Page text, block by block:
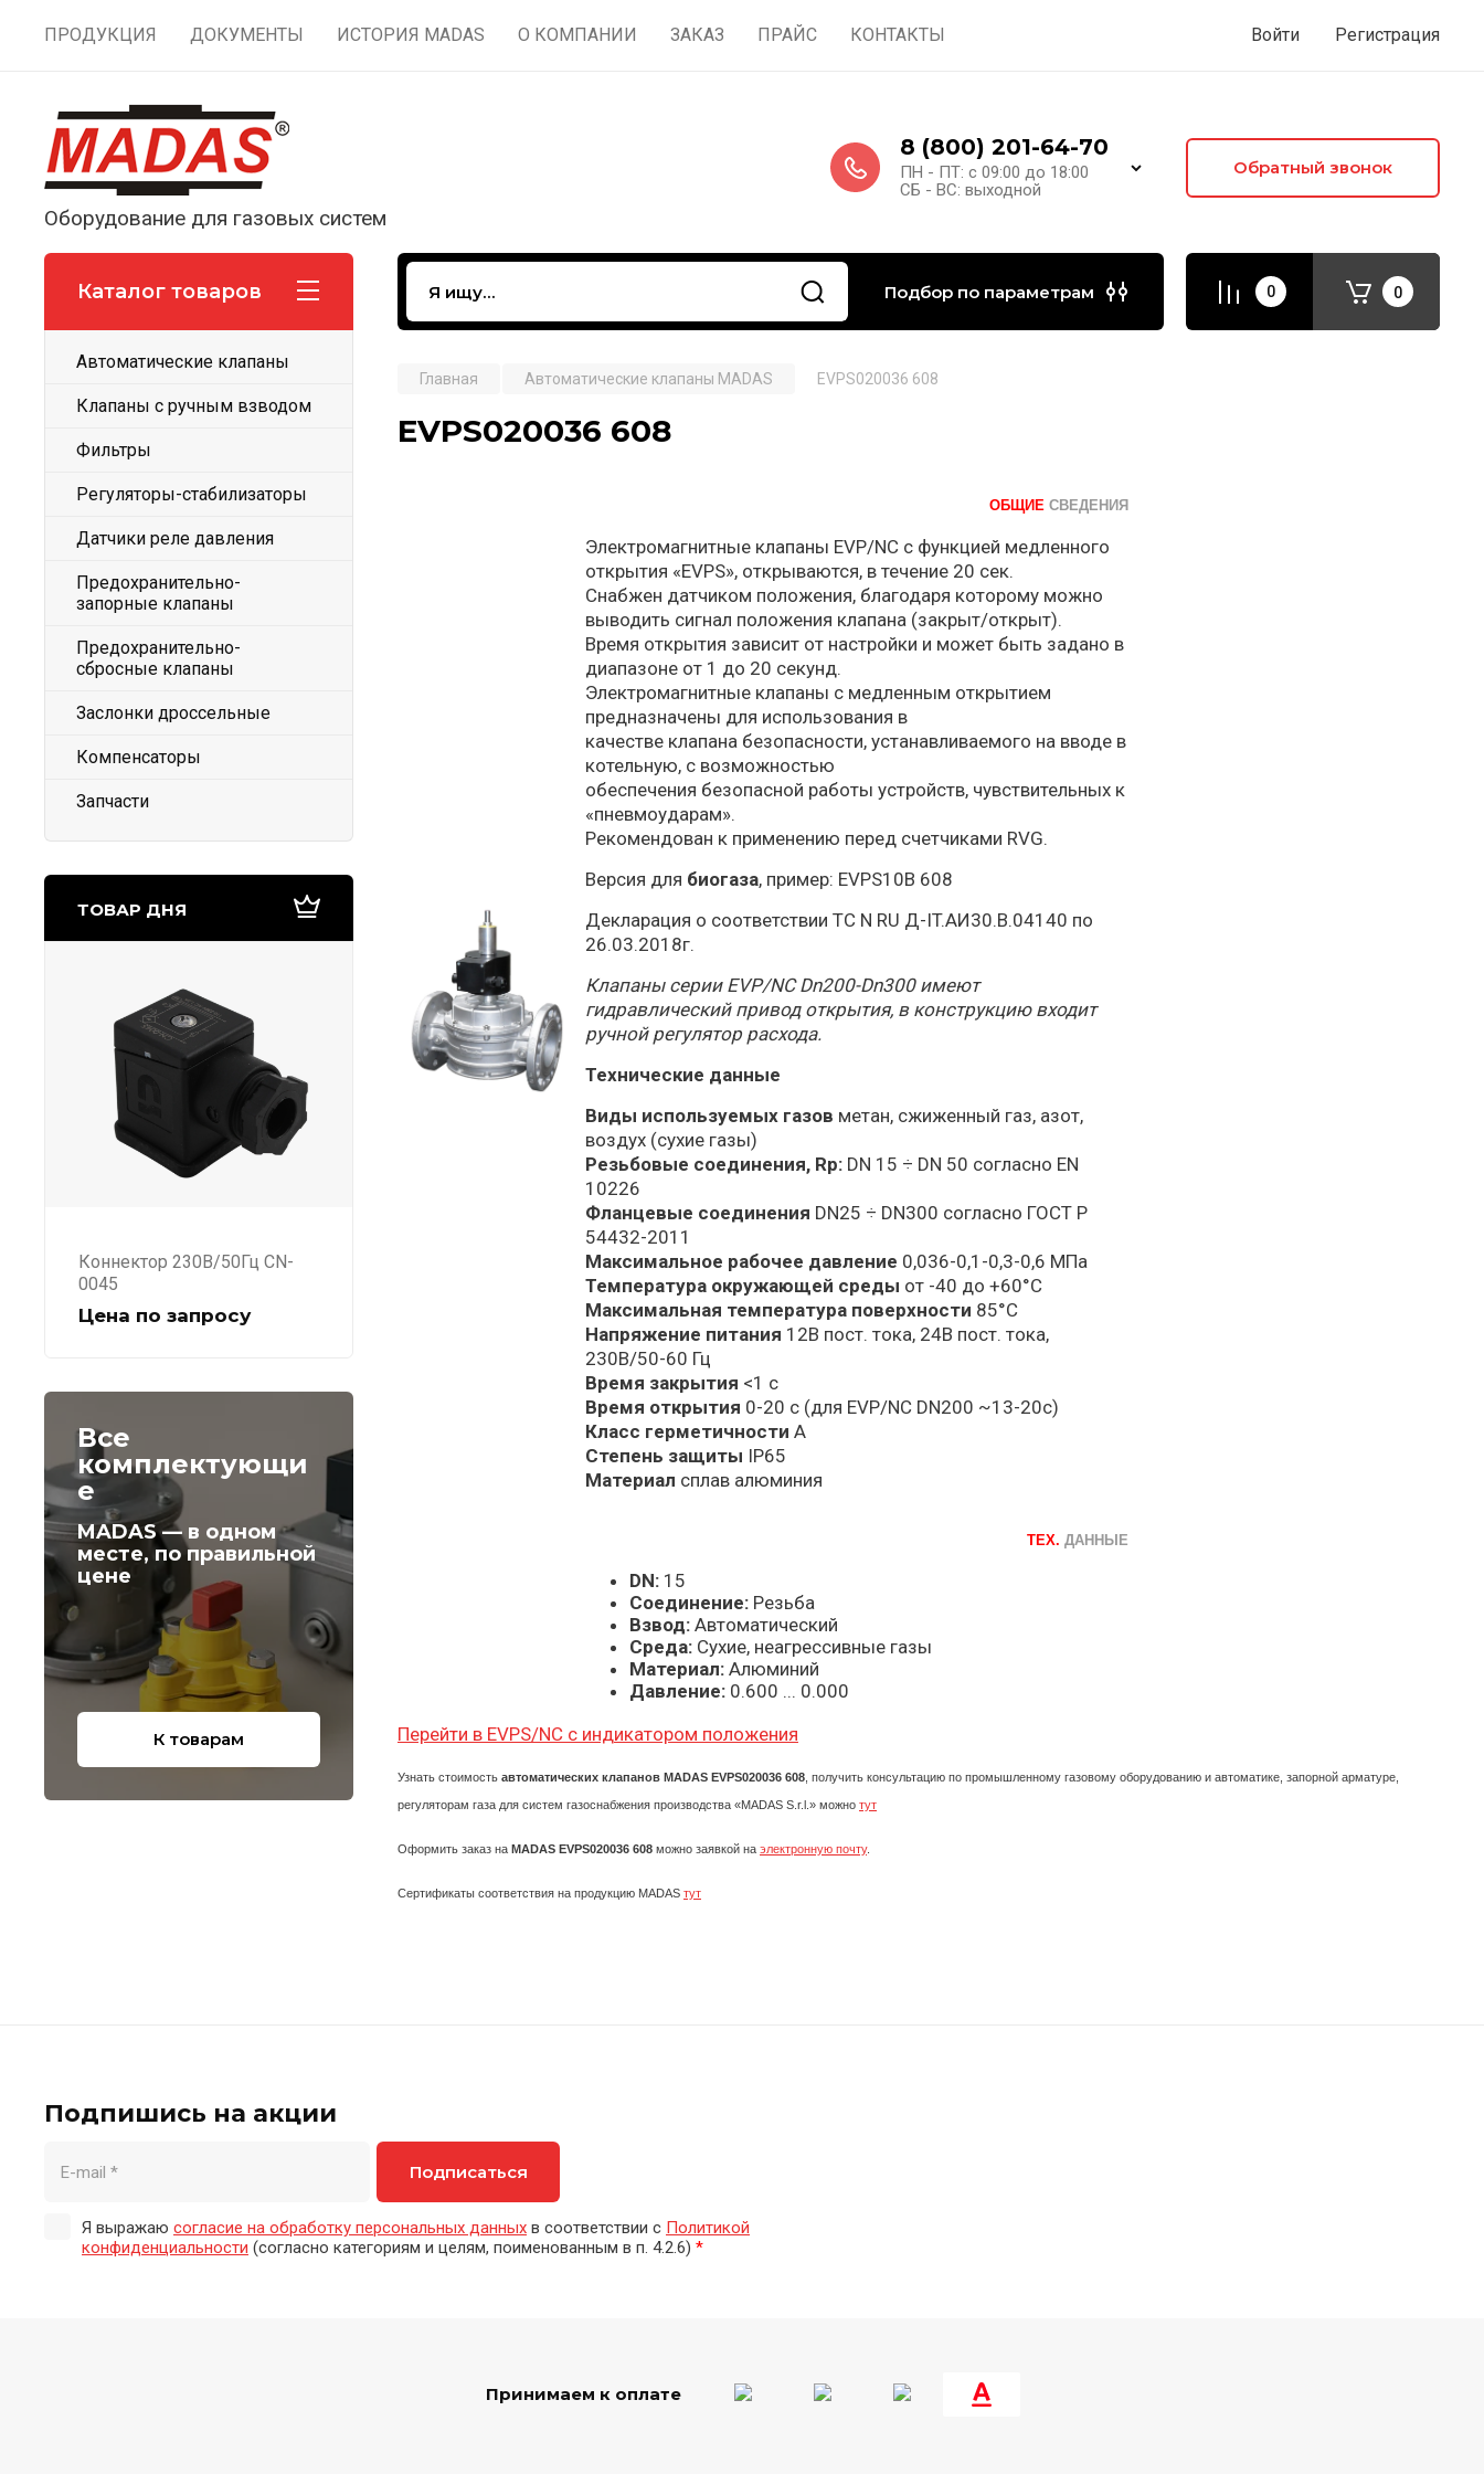
ПРОДУКЦИЯ ДОКУМЕНТЫ ИСТОРИЯ MADAS О КОМПАНИИ ЗАКАЗ ПРАЙС КОНТАКТЫ Войти Регистрация
Оборудование для газовых систем
8 (800) 201-64-70
ПН - ПТ: с 09:00 до 18:00
СБ - ВС: выходной
Обратный звонок
Каталог товаров Подбор по параметрам 0 0
Автоматические клапаны
Клапаны с ручным взводом
Фильтры
Регуляторы-стабилизаторы
Датчики реле давления
Предохранительно-
запорные клапаны
Предохранительно-
сбросные клапаны
Заслонки дроссельные
Компенсаторы
Запчасти
ТОВАР ДНЯ
Коннектор 230В/50Гц CN-
0045
Цена по запросу
Все
комплектующи
е
MADAS — в одном
месте, по правильной
цене
К товарам
Главная Автоматические клапаны MADAS EVPS020036 608
EVPS020036 608
ОБЩИЕ СВЕДЕНИЯ
Электромагнитные клапаны EVP/NC с функцией медленного
открытия «EVPS», открываются, в течение 20 сек.
Снабжен датчиком положения, благодаря которому можно
выводить сигнал положения клапана (закрыт/открыт).
Время открытия зависит от настройки и может быть задано в
диапазоне от 1 до 20 секунд.
Электромагнитные клапаны с медленным открытием
предназначены для использования в
качестве клапана безопасности, устанавливаемого на вводе в
котельную, с возможностью
обеспечения безопасной работы устройств, чувствительных к
«пневмоударам».
Рекомендован к применению перед счетчиками RVG.
Версия для биогаза, пример: EVPS10B 608
Декларация о соответствии TC N RU Д-IT.АИ30.В.04140 по
26.03.2018г.
Клапаны серии EVP/NC Dn200-Dn300 имеют
гидравлический привод открытия, в конструкцию входит
ручной регулятор расхода.
Технические данные
Виды используемых газов метан, сжиженный газ, азот,
воздух (сухие газы)
Резьбовые соединения, Rp:DN 15 ÷ DN 50 согласно EN
10226
Фланцевые соединения DN25 ÷ DN300 согласно ГОСТ Р
54432-2011
Максимальное рабочее давление 0,036-0,1-0,3-0,6 МПа
Температура окружающей среды от -40 до +60°С
Максимальная температура поверхности 85°С
Напряжение питания 12В пост. тока, 24В пост. тока,
230В/50-60 Гц
Время закрытия <1 с
Время открытия 0-20 c (для EVP/NC DN200 ~13-20c)
Класс герметичности А
Степень защиты IP65
Материал сплав алюминия
ТЕХ. ДАННЫЕ
DN:15
Соединение:Резьба
Взвод:Автоматический
Среда:Сухие, неагрессивные газы
Материал:Алюминий
Давление:0.600 ... 0.000
Перейти в EVPS/NC с индикатором положения
Узнать стоимость автоматических клапанов MADAS EVPS020036 608 , получить консультацию по промышленному газовому оборудованию и автоматике, запорной арматуре,
регуляторам газа для систем газоснабжения производства «MADAS S.r.l.» можно тут
Оформить заказ на MADAS EVPS020036 608 можно заявкой на электронную почту.
Сертификаты соответствия на продукцию MADAS тут
Подпишись на акции
Я выражаю согласие на обработку персональных данных в соответствии с Политикой
конфиденциальности (согласно категориям и целям, поименованным в п. 4.2.6) *
Подписаться
Принимаем к оплате